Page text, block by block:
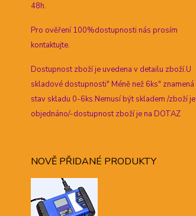
48h.
Pro ověření 100%dostupnosti nás prosím
kontaktujte.
Dostupnost zboží je uvedena v detailu zboží.U
skladové dostupnosti" Méně než 6ks" znamená
stav skladu 0-6ks.Nemusí být skladem /zboží je
objednáno/-dostupnost zboží je na DOTAZ
NOVĚ PŘIDANÉ PRODUKTY